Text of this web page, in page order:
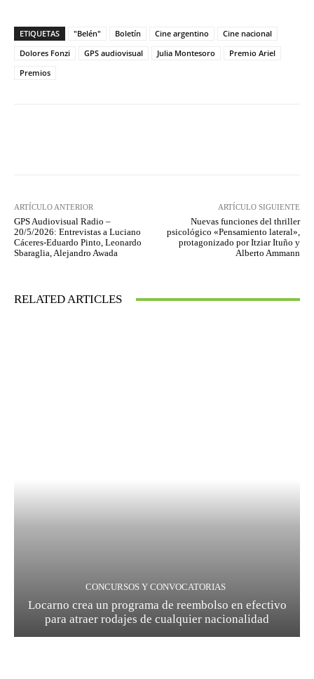
ETIQUETAS "Belén" Boletín Cine argentino
Cine nacional
Dolores Fonzi
GPS audiovisual Julia Montesoro
Premio Ariel
Premios
ARTÍCULO ANTERIOR
GPS Audiovisual Radio –
20/5/2026: Entrevistas a Luciano
Cáceres-Eduardo Pinto, Leonardo
Sbaraglia, Alejandro Awada
ARTÍCULO SIGUIENTE
Nuevas funciones del thriller
psicológico «Pensamiento lateral»,
protagonizado por Itziar Ituño y
Alberto Ammann
RELATED ARTICLES
CONCURSOS Y CONVOCATORIAS
Locarno crea un programa de reembolso en efectivo
para atraer rodajes de cualquier nacionalidad